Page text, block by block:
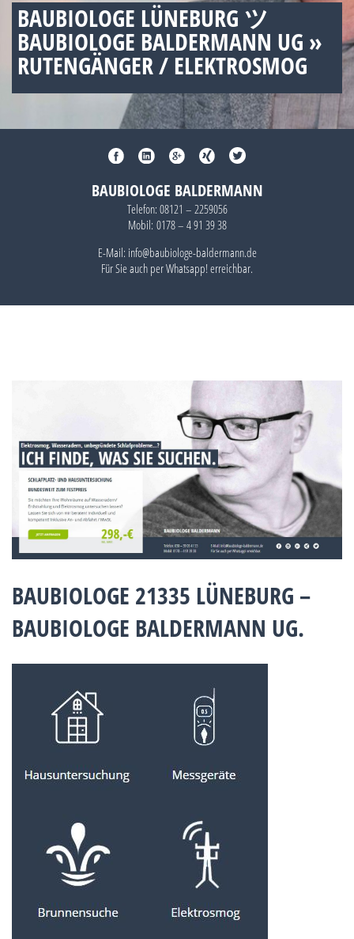
BAUBIOLOGE LÜNEBURG ツ
BAUBIOLOGE BALDERMANN UG »
RUTENGÄNGER / ELEKTROSMOG
BAUBIOLOGE BALDERMANN
Telefon: 08121 – 2259056
Mobil: 0178 – 4 91 39 38
E-Mail: info@baubiologe-baldermann.de
Für Sie auch perWhatsapp!erreichbar.
BAUBIOLOGE 21335 LÜNEBURG –
BAUBIOLOGE BALDERMANN UG.